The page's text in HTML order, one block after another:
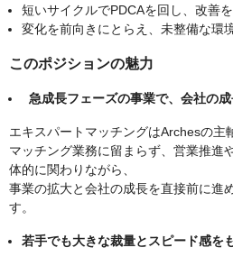
短いサイクルでPDCAを回し、改善
変化を前向きにとらえ、未整備な環
このポジションの魅力
急成長フェーズの事業で、会社の
エキスパートマッチングはArchesの主
マッチング業務に留まらず、営業推進
体的に関わりながら、
事業の拡大と会社の成長を直接前に進
す。
若手でも大きな裁量とスピード感を